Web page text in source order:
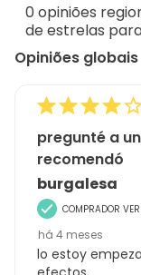
análise
0 opiniões
de estrelas
Opiniões globais
pregunté a
recomendó
burgalesa
COMPRADOR
há 4 meses
lo estoy